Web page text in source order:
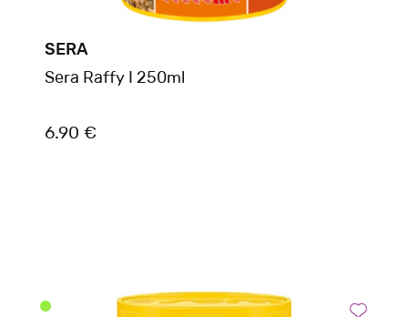
SERA
Sera Raffy I 250ml
6.90 €